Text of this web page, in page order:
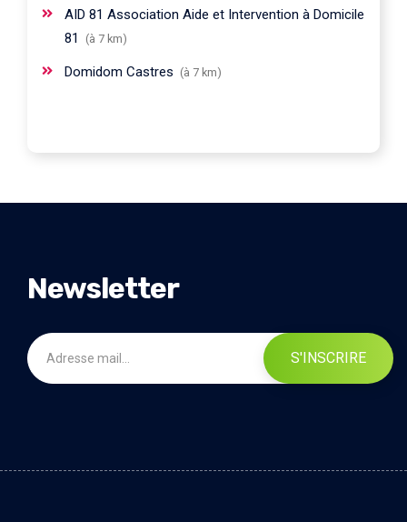
AID 81 Association Aide et Intervention à Domicile
81
(à 7 km)
Domidom Castres (à 7 km)
Newsletter
S'INSCRIRE